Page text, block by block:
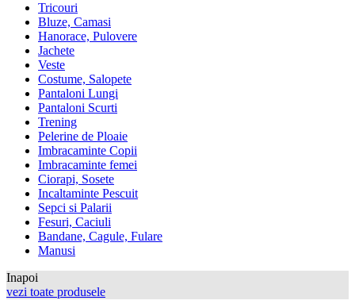
Tricouri
Bluze, Camasi
Hanorace, Pulovere
Jachete
Veste
Costume, Salopete
Pantaloni Lungi
Pantaloni Scurti
Trening
Pelerine de Ploaie
Imbracaminte Copii
Imbracaminte femei
Ciorapi, Sosete
Incaltaminte Pescuit
Sepci si Palarii
Fesuri, Caciuli
Bandane, Cagule, Fulare
Manusi
Inapoi
vezi toate produsele